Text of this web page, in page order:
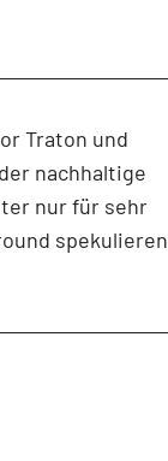
Traton und
nachhaltige
nur für sehr
spekulieren